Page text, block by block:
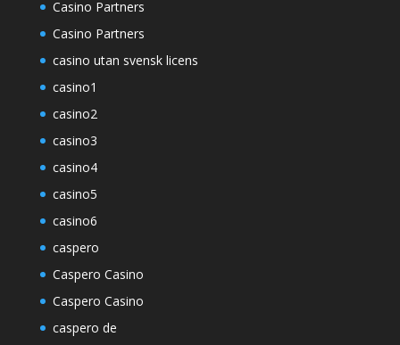
Casino Partners
Casino Partners
casino utan svensk licens
casino1
casino2
casino3
casino4
casino5
casino6
caspero
Caspero Casino
Caspero Casino
caspero de